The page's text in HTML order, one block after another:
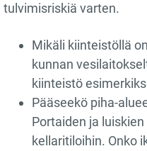
tulvimisriskiä varten.
Mikäli kiinteistöllä
kunnan
kiinteistö
Pääseekö piha-
Portaiden ja
kellaritiloihin. Onko